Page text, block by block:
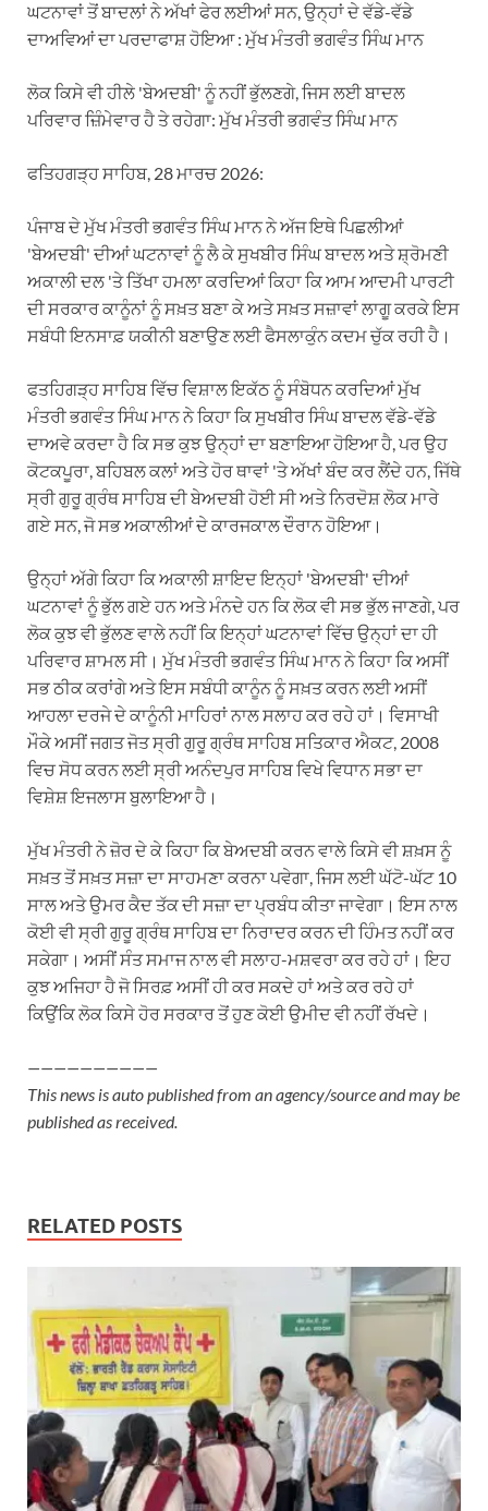
ਘਟਨਾਵਾਂ ਤੋਂ ਬਾਦਲਾਂ ਨੇ ਅੱਖਾਂ ਫੇਰ ਲਈਆਂ ਸਨ, ਉਨ੍ਹਾਂ ਦੇ ਵੱਡੇ-ਵੱਡੇ
ਦਾਅਵਿਆਂ ਦਾ ਪਰਦਾਫਾਸ਼ ਹੋਇਆ : ਮੁੱਖ ਮੰਤਰੀ ਭਗਵੰਤ ਸਿੰਘ ਮਾਨ
ਲੋਕ ਕਿਸੇ ਵੀ ਹੀਲੇ 'ਬੇਅਦਬੀ' ਨੂੰ ਨਹੀਂ ਭੁੱਲਣਗੇ, ਜਿਸ ਲਈ ਬਾਦਲ
ਪਰਿਵਾਰ ਜ਼ਿੰਮੇਵਾਰ ਹੈ ਤੇ ਰਹੇਗਾ: ਮੁੱਖ ਮੰਤਰੀ ਭਗਵੰਤ ਸਿੰਘ ਮਾਨ
ਫਤਿਹਗੜ੍ਹ ਸਾਹਿਬ, 28 ਮਾਰਚ 2026:
ਪੰਜਾਬ ਦੇ ਮੁੱਖ ਮੰਤਰੀ ਭਗਵੰਤ ਸਿੰਘ ਮਾਨ ਨੇ ਅੱਜ ਇਥੇ ਪਿਛਲੀਆਂ
'ਬੇਅਦਬੀ' ਦੀਆਂ ਘਟਨਾਵਾਂ ਨੂੰ ਲੈ ਕੇ ਸੁਖਬੀਰ ਸਿੰਘ ਬਾਦਲ ਅਤੇ ਸ਼੍ਰੋਮਣੀ
ਅਕਾਲੀ ਦਲ 'ਤੇ ਤਿੱਖਾ ਹਮਲਾ ਕਰਦਿਆਂ ਕਿਹਾ ਕਿ ਆਮ ਆਦਮੀ ਪਾਰਟੀ
ਦੀ ਸਰਕਾਰ ਕਾਨੂੰਨਾਂ ਨੂੰ ਸਖ਼ਤ ਬਣਾ ਕੇ ਅਤੇ ਸਖ਼ਤ ਸਜ਼ਾਵਾਂ ਲਾਗੂ ਕਰਕੇ ਇਸ
ਸਬੰਧੀ ਇਨਸਾਫ਼ ਯਕੀਨੀ ਬਣਾਉਣ ਲਈ ਫੈਸਲਾਕੁੰਨ ਕਦਮ ਚੁੱਕ ਰਹੀ ਹੈ।
ਫਤਹਿਗੜ੍ਹ ਸਾਹਿਬ ਵਿੱਚ ਵਿਸ਼ਾਲ ਇਕੱਠ ਨੂੰ ਸੰਬੋਧਨ ਕਰਦਿਆਂ ਮੁੱਖ
ਮੰਤਰੀ ਭਗਵੰਤ ਸਿੰਘ ਮਾਨ ਨੇ ਕਿਹਾ ਕਿ ਸੁਖਬੀਰ ਸਿੰਘ ਬਾਦਲ ਵੱਡੇ-ਵੱਡੇ
ਦਾਅਵੇ ਕਰਦਾ ਹੈ ਕਿ ਸਭ ਕੁਝ ਉਨ੍ਹਾਂ ਦਾ ਬਣਾਇਆ ਹੋਇਆ ਹੈ, ਪਰ ਉਹ
ਕੋਟਕਪੂਰਾ, ਬਹਿਬਲ ਕਲਾਂ ਅਤੇ ਹੋਰ ਥਾਵਾਂ 'ਤੇ ਅੱਖਾਂ ਬੰਦ ਕਰ ਲੈਂਦੇ ਹਨ, ਜਿੱਥੇ
ਸ੍ਰੀ ਗੁਰੂ ਗ੍ਰੰਥ ਸਾਹਿਬ ਦੀ ਬੇਅਦਬੀ ਹੋਈ ਸੀ ਅਤੇ ਨਿਰਦੋਸ਼ ਲੋਕ ਮਾਰੇ
ਗਏ ਸਨ, ਜੋ ਸਭ ਅਕਾਲੀਆਂ ਦੇ ਕਾਰਜਕਾਲ ਦੌਰਾਨ ਹੋਇਆ।
ਉਨ੍ਹਾਂ ਅੱਗੇ ਕਿਹਾ ਕਿ ਅਕਾਲੀ ਸ਼ਾਇਦ ਇਨ੍ਹਾਂ 'ਬੇਅਦਬੀ' ਦੀਆਂ
ਘਟਨਾਵਾਂ ਨੂੰ ਭੁੱਲ ਗਏ ਹਨ ਅਤੇ ਮੰਨਦੇ ਹਨ ਕਿ ਲੋਕ ਵੀ ਸਭ ਭੁੱਲ ਜਾਣਗੇ, ਪਰ
ਲੋਕ ਕੁਝ ਵੀ ਭੁੱਲਣ ਵਾਲੇ ਨਹੀਂ ਕਿ ਇਨ੍ਹਾਂ ਘਟਨਾਵਾਂ ਵਿੱਚ ਉਨ੍ਹਾਂ ਦਾ ਹੀ
ਪਰਿਵਾਰ ਸ਼ਾਮਲ ਸੀ। ਮੁੱਖ ਮੰਤਰੀ ਭਗਵੰਤ ਸਿੰਘ ਮਾਨ ਨੇ ਕਿਹਾ ਕਿ ਅਸੀਂ
ਸਭ ਠੀਕ ਕਰਾਂਗੇ ਅਤੇ ਇਸ ਸਬੰਧੀ ਕਾਨੂੰਨ ਨੂੰ ਸਖ਼ਤ ਕਰਨ ਲਈ ਅਸੀਂ
ਆਹਲਾ ਦਰਜੇ ਦੇ ਕਾਨੂੰਨੀ ਮਾਹਿਰਾਂ ਨਾਲ ਸਲਾਹ ਕਰ ਰਹੇ ਹਾਂ। ਵਿਸਾਖੀ
ਮੌਕੇ ਅਸੀਂ ਜਗਤ ਜੋਤ ਸ੍ਰੀ ਗੁਰੂ ਗ੍ਰੰਥ ਸਾਹਿਬ ਸਤਿਕਾਰ ਐਕਟ, 2008
ਵਿਚ ਸੋਧ ਕਰਨ ਲਈ ਸ੍ਰੀ ਅਨੰਦਪੁਰ ਸਾਹਿਬ ਵਿਖੇ ਵਿਧਾਨ ਸਭਾ ਦਾ
ਵਿਸ਼ੇਸ਼ ਇਜਲਾਸ ਬੁਲਾਇਆ ਹੈ।
ਮੁੱਖ ਮੰਤਰੀ ਨੇ ਜ਼ੋਰ ਦੇ ਕੇ ਕਿਹਾ ਕਿ ਬੇਅਦਬੀ ਕਰਨ ਵਾਲੇ ਕਿਸੇ ਵੀ ਸ਼ਖ਼ਸ ਨੂੰ
ਸਖ਼ਤ ਤੋਂ ਸਖ਼ਤ ਸਜ਼ਾ ਦਾ ਸਾਹਮਣਾ ਕਰਨਾ ਪਵੇਗਾ, ਜਿਸ ਲਈ ਘੱਟੋ-ਘੱਟ 10
ਸਾਲ ਅਤੇ ਉਮਰ ਕੈਦ ਤੱਕ ਦੀ ਸਜ਼ਾ ਦਾ ਪ੍ਰਬੰਧ ਕੀਤਾ ਜਾਵੇਗਾ। ਇਸ ਨਾਲ
ਕੋਈ ਵੀ ਸ੍ਰੀ ਗੁਰੂ ਗ੍ਰੰਥ ਸਾਹਿਬ ਦਾ ਨਿਰਾਦਰ ਕਰਨ ਦੀ ਹਿੰਮਤ ਨਹੀਂ ਕਰ
ਸਕੇਗਾ। ਅਸੀਂ ਸੰਤ ਸਮਾਜ ਨਾਲ ਵੀ ਸਲਾਹ-ਮਸ਼ਵਰਾ ਕਰ ਰਹੇ ਹਾਂ। ਇਹ
ਕੁਝ ਅਜਿਹਾ ਹੈ ਜੋ ਸਿਰਫ਼ ਅਸੀਂ ਹੀ ਕਰ ਸਕਦੇ ਹਾਂ ਅਤੇ ਕਰ ਰਹੇ ਹਾਂ
ਕਿਉਂਕਿ ਲੋਕ ਕਿਸੇ ਹੋਰ ਸਰਕਾਰ ਤੋਂ ਹੁਣ ਕੋਈ ਉਮੀਦ ਵੀ ਨਹੀਂ ਰੱਖਦੇ।
——————————
This news is auto published from an agency/source and may be
published as received.
RELATED POSTS